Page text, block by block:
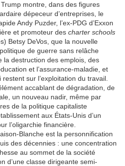
montre, dans des figures
dépeceur d’entreprises, le
Andy Puzder, l’ex-PDG d’Exxon
et promoteur des charter schools
Betsy DeVos, que la nouvelle
de guerre sans relâche
la destruction des emplois, des
et l’assurance-maladie, et
sur l’exploitation du travail.
accablant de dégradation, de
un nouveau nadir, même par
de la politique capitaliste
aux États-Unis d’un
l’oligarchie financière.
Blanche est la personnification
des décennies : une concentration
au sommet de la société
d’une classe dirigeante semi-